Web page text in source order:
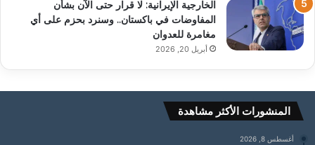
الخارجية الإيرانية: لا قرار حتى الآن بشأن
المفاوضات في باكستان.. وسنرد بحزم على أي
مغامرة للعدوان
أبريل 20, 2026
المنشورات الأكثر مشاهدة
أغسطس 8, 2026